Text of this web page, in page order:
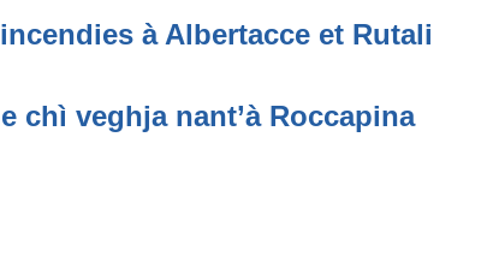
à Albertacce et Rutali
chì veghja nant’à Roccapina